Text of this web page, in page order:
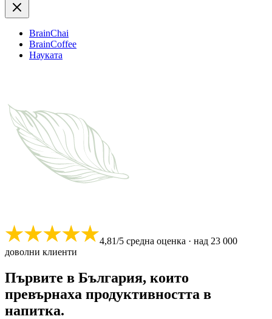
BrainChai
BrainCoffee
Науката
4,81/5 средна оценка · над 23 000
доволни клиенти
Първите в България, които
превърнаха продуктивността в
напитка.